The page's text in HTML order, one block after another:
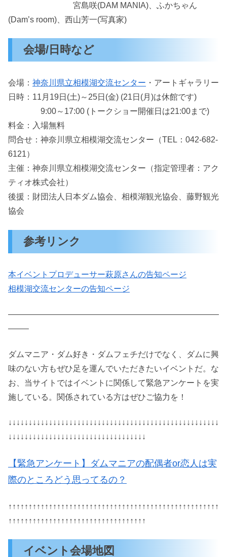
宮島咲(DAM MANIA)、ふかちゃん
(Dam’s room)、西山芳一(写真家)
会場/日時など
会場： 神奈川県立相模湖交流センター ・アートギャラリー
日時：11月19日(土)～25日(金) (21日(月)は休館です)
9:00～17:00 (トークショー開催日は21:00まで)
料金：入場無料
問合せ：神奈川県立相模湖交流センター（TEL：042-682-
6121）
主催：神奈川県立相模湖交流センター（指定管理者：アク
ティオ株式会社）
後援：財団法人日本ダム協会、相模湖観光協会、藤野観光
協会
参考リンク
本イベントプロデューサー萩原さんの告知ページ
相模湖交流センターの告知ページ
——————————————————————————
——–
ダムマニア・ダム好き・ダムフェチだけでなく、ダムに興
味のない方もぜひ足を運んでいただきたいイベントだ。な
お、当サイトではイベントに関係して緊急アンケートを実
施している。関係されている方はぜひご協力を！
↓↓↓↓↓↓↓↓↓↓↓↓↓↓↓↓↓↓↓↓↓↓↓↓↓↓↓↓↓↓↓↓↓↓↓↓↓↓↓↓↓↓↓↓↓↓↓↓↓↓↓↓
↓↓↓↓↓↓↓↓↓↓↓↓↓↓↓↓↓↓↓↓↓↓↓↓↓↓↓↓↓↓↓↓↓↓
【緊急アンケート】ダムマニアの配偶者or恋人は実
際のところどう思ってるの？
↑↑↑↑↑↑↑↑↑↑↑↑↑↑↑↑↑↑↑↑↑↑↑↑↑↑↑↑↑↑↑↑↑↑↑↑↑↑↑↑↑↑↑↑↑↑↑↑↑↑↑↑
↑↑↑↑↑↑↑↑↑↑↑↑↑↑↑↑↑↑↑↑↑↑↑↑↑↑↑↑↑↑↑↑↑↑
イベント会場地図